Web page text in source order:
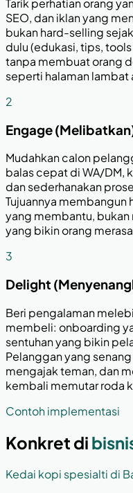
Tarik perhatian orang
SEO, dan iklan yang
bukan hard-selling
dulu (edukasi, tips,
tanpa membuat orang
seperti halaman lambat
2
Engage
Mudahkan calon
balas cepat di WA/DM,
dan sederhanakan
Tujuannya
yang membantu,
yang bikin orang
3
Delight
Beri pengalaman
membeli: onboarding
sentuhan yang bikin
Pelanggan yang
mengajak teman, dan
kembali memutar roda
Contoh implementasi
Konkret di
Kedai kopi spesialti di